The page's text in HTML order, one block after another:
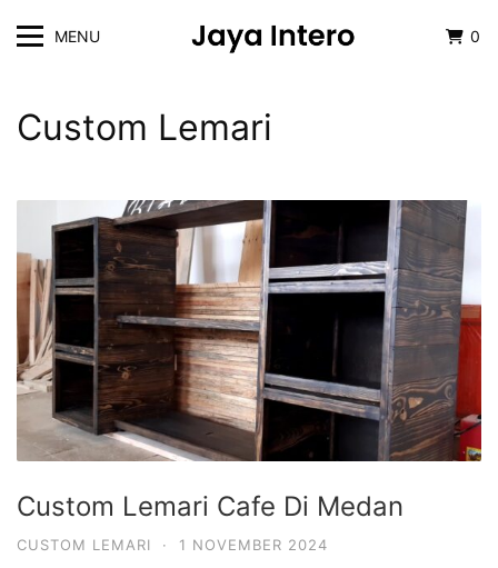
MENU 0
Custom Lemari
Custom Lemari Cafe Di Medan
CUSTOM LEMARI · 1 NOVEMBER 2024